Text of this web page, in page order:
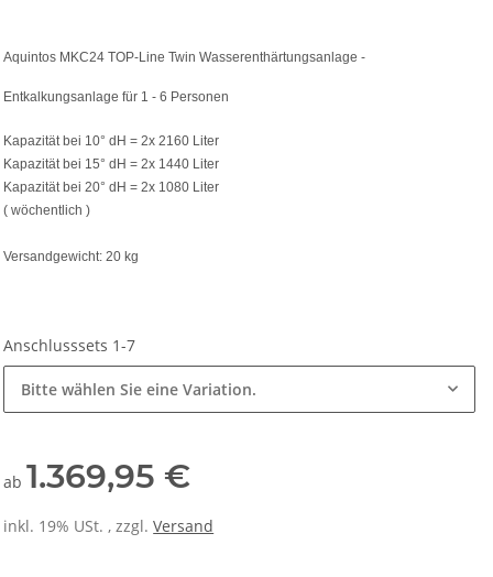
Aquintos MKC24 TOP-Line Twin Wasserenthärtungsanlage -
Entkalkungsanlage für 1 - 6 Personen
Kapazität bei 10° dH = 2x 2160 Liter
Kapazität bei 15° dH = 2x 1440 Liter
Kapazität bei 20° dH = 2x 1080 Liter
( wöchentlich )
Versandgewicht: 20 kg
Anschlusssets 1-7
Bitte wählen Sie eine Variation.
ab 1.369,95 €
inkl. 19% USt. , zzgl.Versand